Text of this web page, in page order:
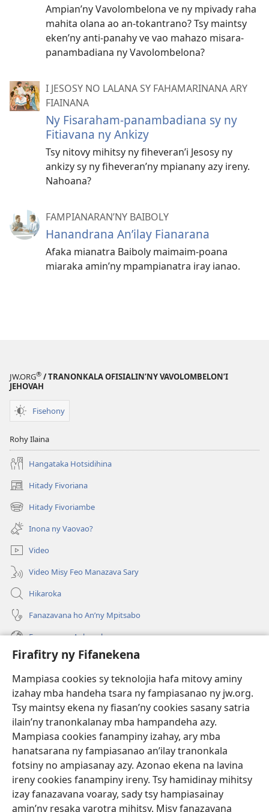
Firafitry ny Fifanekena
Mampiasa cookies sy teknolojia hafa mitovy aminy
izahay mba handeha tsara ny fampiasanao ny jw.org.
Tsy maintsy ekena ny fiasan’ny cookies sasany satria
ilain’ny tranonkalanay mba hampandeha azy.
Mampiasa cookies fanampiny izahay, ary mba
hanatsarana ny fampiasanao an’ilay tranonkala
fotsiny no ampiasanay azy. Azonao ekena na lavina
ireny cookies fanampiny ireny. Tsy hamidinay mihitsy
izay fanazavana voaray, sady tsy hampiasainay
amin’ny resaka varotra mihitsy. Misy fanazavana
Ampian’ny Vavolombelona ve ny mpivady raha
mahita olana ao an-tokantrano? Tsy maintsy
eken’ny anti-panahy ve vao mahazo misara-
panambadiana ny Vavolombelona?
I JESOSY NO LALANA SY FAHAMARINANA ARY
FIAINANA
Ny Fisaraham-panambadiana sy ny
Fitiavana ny Ankizy
Tsy nitovy mihitsy ny fiheveran’i Jesosy ny
ankizy sy ny fiheveran’ny mpianany azy ireny.
Nahoana?
FAMPIANARAN’NY BAIBOLY
Hanandrana An’ilay Fianarana
Afaka mianatra Baiboly maimaim-poana
miaraka amin’ny mpampianatra iray ianao.
JW.ORG® / TRANONKALA OFISIALIN’NY VAVOLOMBELON’I
JEHOVAH
Fisehony
Rohy Ilaina
Hangataka Hotsidihina
Hitady Fivoriana
(manokatra
rohy) Hitady Fivoriambe
(manokatra
rohy) Inona ny Vaovao?
Video
Video Misy Feo Manazava Sary
Hikaroka
Fanazavana ho An’ny Mpitsabo
Fanazavana Ankapobeny
Fanampiana
Fanomezana
(manokatra
rohy)
FITEHIRIZAM-BOKIN’NY Vavolombelon’i Jehovah
(manokatra
rohy)
JW Hub
(manokatra
rohy)
JW Library
Watchtower Library ®